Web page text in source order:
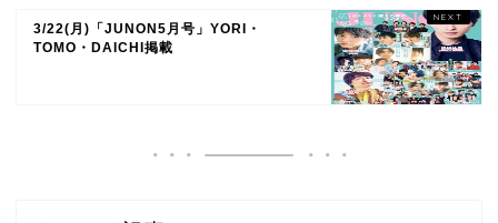
3/22(月)「JUNON5月号」YORI・
TOMO・DAICHI掲載